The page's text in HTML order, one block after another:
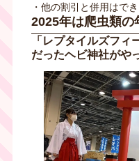
・他の割引と併用はでき
2025年は爬虫類の
「レプタイルズフ
だったヘビ神社がや